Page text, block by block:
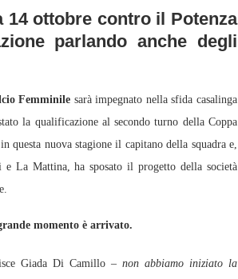
ottobre contro il Potenza
parlando anche degli
Femminile sarà impegnato nella sfida casalinga
la qualificazione al secondo turno della Coppa
questa nuova stagione il capitano della squadra e,
La Mattina, ha sposato il progetto della società
momento è arrivato.
Giada Di Camillo – non abbiamo iniziato la